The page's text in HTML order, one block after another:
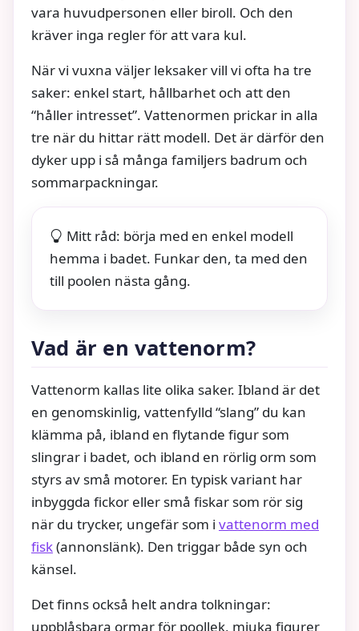
vara huvudpersonen eller biroll. Och den
kräver inga regler för att vara kul.
När vi vuxna väljer leksaker vill vi ofta ha tre
saker: enkel start, hållbarhet och att den
“håller intresset”. Vattenormen prickar in alla
tre när du hittar rätt modell. Det är därför den
dyker upp i så många familjers badrum och
sommarpackningar.
Mitt råd: börja med en enkel modell
hemma i badet. Funkar den, ta med den
till poolen nästa gång.
Vad är en vattenorm?
Vattenorm kallas lite olika saker. Ibland är det
en genomskinlig, vattenfylld “slang” du kan
klämma på, ibland en flytande figur som
slingrar i badet, och ibland en rörlig orm som
styrs av små motorer. En typisk variant har
inbyggda fickor eller små fiskar som rör sig
när du trycker, ungefär som i vattenorm med
fisk(annonslänk). Den triggar både syn och
känsel.
Det finns också helt andra tolkningar:
uppblåsbara ormar för poollek, mjuka figurer